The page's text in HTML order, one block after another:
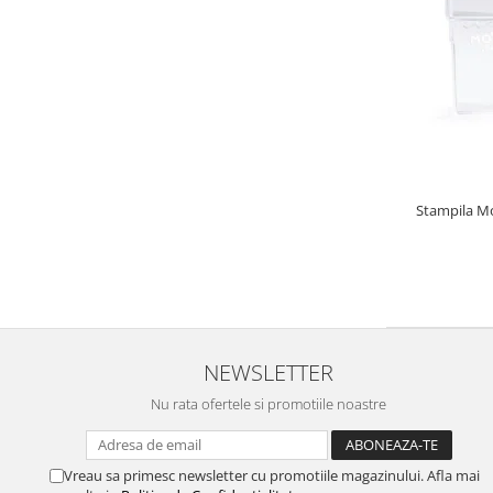
Stampila
NEWSLETTER
Nu rata ofertele si promotiile noastre
Vreau sa primesc newsletter cu promotiile magazinului. Afla mai